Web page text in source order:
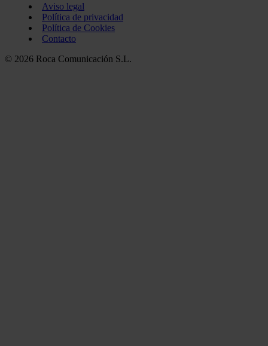
Aviso legal
Política de privacidad
Política de Cookies
Contacto
© 2026 Roca Comunicación S.L.